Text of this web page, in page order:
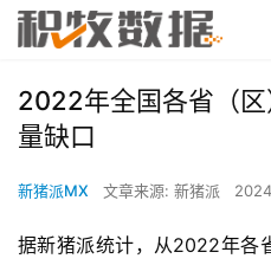
2022年全国各省（
量缺口
新猪派MX 文章来源: 新猪派
据新猪派统计，从2022年各